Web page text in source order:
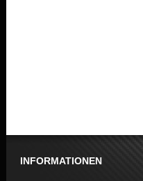
INFORMATIONEN